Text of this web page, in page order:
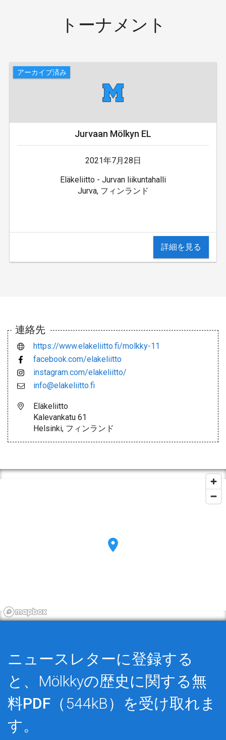
トーナメント
アーカイブ済み
Jurvaan Mölkyn EL
2021年7月28日
Eläkeliitto - Jurvan liikuntahalli
Jurva, フィンランド
詳細を見る
連絡先
https://www.elakeliitto.fi/molkky-11
facebook.com/elakeliitto
instagram.com/elakeliitto/
info@elakeliitto.fi
Eläkeliitto
Kalevankatu 61
Helsinki, フィンランド
ニュースレターに登録する
と、Mölkkyの歴史に関する無
料PDF （544kB）を受け取れま
す。